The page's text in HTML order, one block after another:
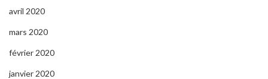
avril 2020
mars 2020
février 2020
janvier 2020